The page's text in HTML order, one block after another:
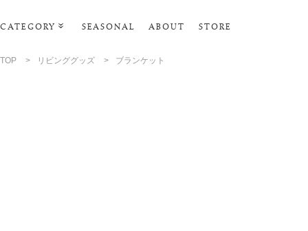
CATEGORY SEASONAL ABOUT STORE
TOP > リビンググッズ > ブランケット